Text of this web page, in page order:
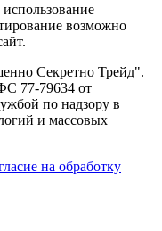
возможно
Секретно Трейд".
77-79634 от
по надзору в
и массовых
на обработку